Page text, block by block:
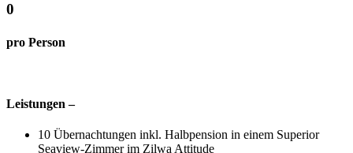
0
pro Person
Leistungen –
10 Übernachtungen inkl. Halbpension in einem Superior
Seaview-Zimmer im Zilwa Attitude